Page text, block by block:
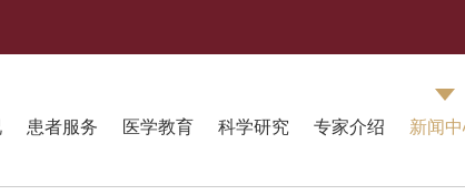
患者服务 医学教育 科学研究 专家介绍 新闻